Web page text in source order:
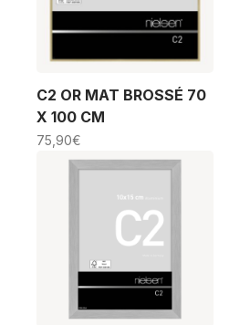
C2 OR MAT BROSSÉ 70
X 100 CM
75,90€